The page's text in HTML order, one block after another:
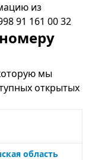
из
91 161 00 32
мы
открытых
область